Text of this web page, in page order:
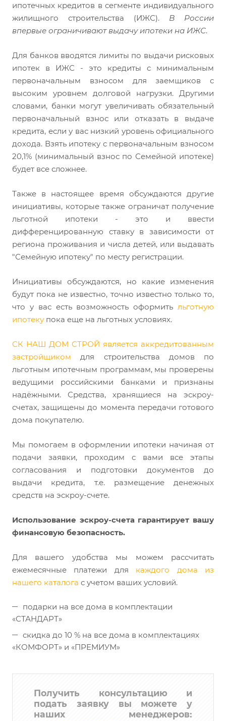
ипотечных кредитов в сегменте индивидуального
жилищного строительства (ИЖС). В России
впервые ограничивают выдачу ипотеки на ИЖС.
Для банков вводятся лимиты по выдачи рисковых
ипотек в ИЖС - это кредиты с минимальным
первоначальным взносом для заемщиков с
высоким уровнем долговой нагрузки. Другими
словами, банки могут увеличивать обязательный
первоначальный взнос или отказать в выдаче
кредита, если у вас низкий уровень официального
дохода. Взять ипотеку с первоначальным взносом
20,1% (минимальный взнос по Семейной ипотеке)
будет все сложнее.
Также в настоящее время обсуждаются другие
инициативы, которые также ограничат получение
льготной ипотеки - это и ввести
дифференцированную ставку в зависимости от
региона проживания и числа детей, или выдавать
"Семейную ипотеку" по месту регистрации.
Инициативы обсуждаются, но какие изменения
будут пока не известно, точно известно только то,
что у вас есть возможность оформить льготную
ипотеку пока еще на льготных условиях.
СК НАШ ДОМ СТРОЙ является аккредитованным
застройщиком для строительства домов по
льготным ипотечным программам, мы проверены
ведущими российскими банками и признаны
надёжными. Средства, хранящиеся на эскроу-
счетах, защищены до момента передачи готового
дома покупателю.
Мы помогаем в оформлении ипотеки начиная от
подачи заявки, проходим с вами все этапы
согласования и подготовки документов до
выдачи кредита, т.е. размещение денежных
средств на эскроу-счете.
Использование эскроу-счета гарантирует вашу
финансовую безопасность.
Для вашего удобства мы можем рассчитать
ежемесячные платежи для каждого дома из
нашего каталога с учетом ваших условий.
подарки на все дома в комплектации
«СТАНДАРТ»
скидка до 10 % на все дома в комплектациях
«КОМФОРТ» и «ПРЕМИУМ»
Получить консультацию и
подать заявку вы можете у
наших менеджеров: